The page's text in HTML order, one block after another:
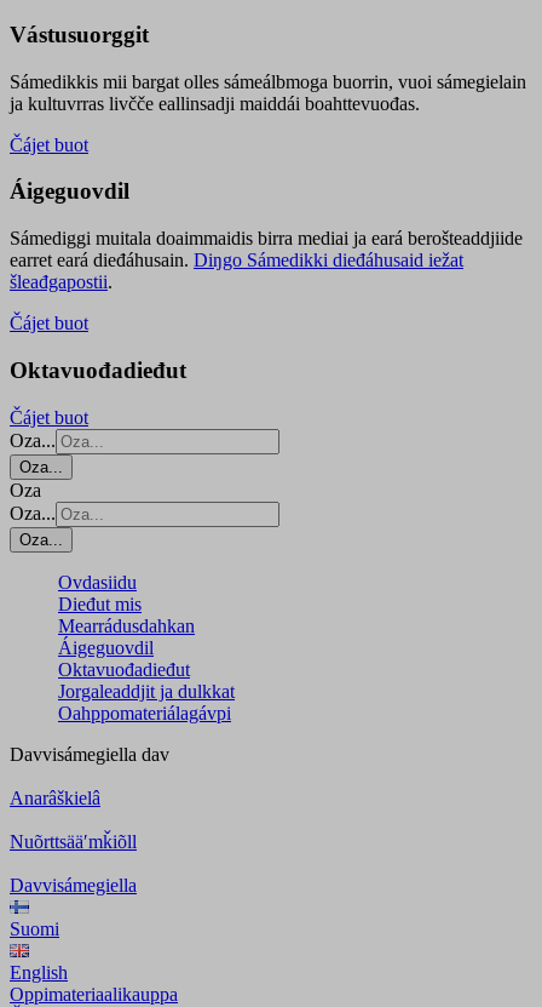
Vástusuorggit
Sámedikkis mii bargat olles sámeálbmoga buorrin, vuoi sámegielain
ja kultuvrras livčče eallinsadji maiddái boahttevuođas.
Čájet buot
Áigeguovdil
Sámediggi muitala doaimmaidis birra mediai ja eará berošteaddjiide
earret eará dieđáhusain. Diŋgo Sámedikki dieđáhusaid iežat
šleađgapostii.
Čájet buot
Oktavuođadieđut
Čájet buot
Oza...
Oza...
Oza
Oza...
Oza...
Ovdasiidu
Dieđut mis
Mearrádusdahkan
Áigeguovdil
Oktavuođadieđut
Jorgaleaddjit ja dulkkat
Oahppomateriálagávpi
Davvisámegiella dav
Anarâškielâ
Nuõrttsääʹmǩiõll
Davvisámegiella
Suomi
English
Oppimateriaalikauppa